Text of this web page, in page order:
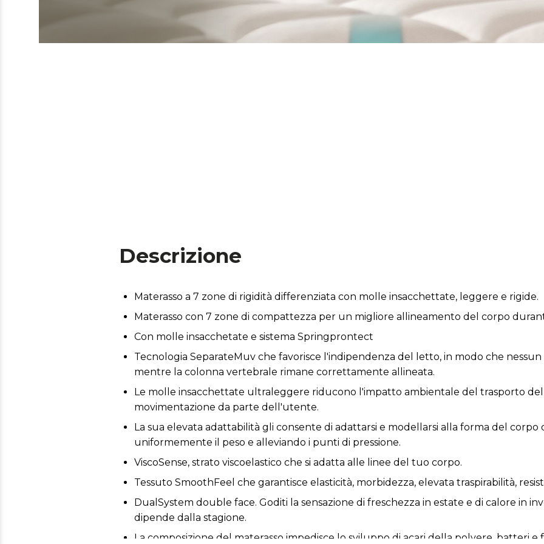
Descrizione
Materasso a 7 zone di rigidità differenziata con molle insacchettate, leggere e rigide.
Materasso con 7 zone di compattezza per un migliore allineamento del corpo
Con molle insacchetate e sistema Springprontect
Tecnologia SeparateMuv che favorisce l'indipendenza del letto, in modo che
mentre la colonna vertebrale rimane correttamente allineata.
Le molle insacchettate ultraleggere riducono l'impatto ambientale del trasporto
movimentazione da parte dell'utente.
La sua elevata adattabilità gli consente di adattarsi e modellarsi alla forma del
uniformemente il peso e alleviando i punti di pressione.
ViscoSense, strato viscoelastico che si adatta alle linee del tuo corpo.
Tessuto SmoothFeel che garantisce elasticità, morbidezza, elevata traspirabilità,
DualSystem double face. Goditi la sensazione di freschezza in estate e di calore in
dipende dalla stagione.
La composizione del materasso impedisce lo sviluppo di acari della polvere, batteri e